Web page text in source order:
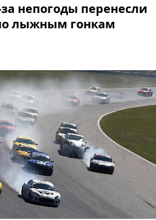
непогоды перенесли
лыжным гонкам